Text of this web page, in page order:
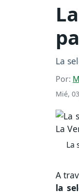
La
Por:
Mié,
La
A
la